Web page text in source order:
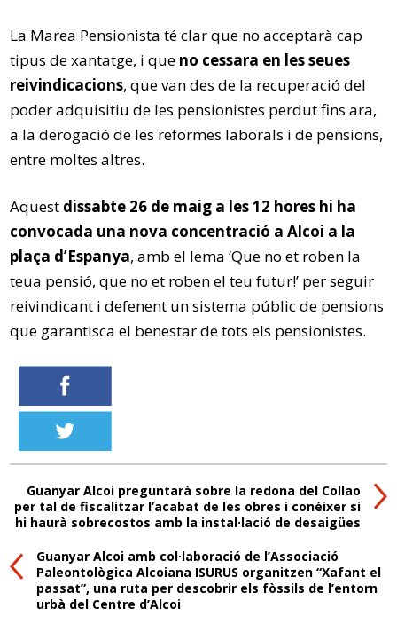
La Marea Pensionista té clar que no acceptarà cap
tipus de xantatge, i que no cessara en les seues
reivindicacions, que van des de la recuperació del
poder adquisitiu de les pensionistes perdut fins ara,
a la derogació de les reformes laborals i de pensions,
entre moltes altres.
Aquest dissabte 26 de maig a les 12 hores hi ha
convocada una nova concentració a Alcoi a la
plaça d’Espanya, amb el lema ‘Que no et roben la
teua pensió, que no et roben el teu futur!’ per seguir
reivindicant i defenent un sistema públic de pensions
que garantisca el benestar de tots els pensionistes.
Guanyar Alcoi preguntarà sobre la redona del Collao
per tal de fiscalitzar l’acabat de les obres i conéixer si
hi haurà sobrecostos amb la instal·lació de desaigües
Guanyar Alcoi amb col·laboració de l’Associació
Paleontològica Alcoiana ISURUS organitzen “Xafant el
passat”, una ruta per descobrir els fòssils de l’entorn
urbà del Centre d’Alcoi